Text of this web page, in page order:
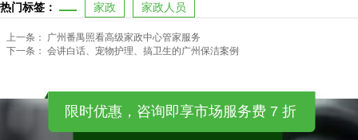
热门标签： 家政 家政人员
上一条：
广州番禺照看高级家政中心管家服务
下一条： 会讲白话、宠物护理、搞卫生的广州保洁案例
限时优惠，咨询即享市场服务费 7 折